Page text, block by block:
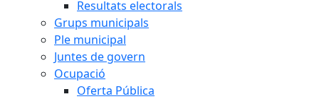
Resultats electorals
Grups municipals
Ple municipal
Juntes de govern
Ocupació
Oferta Pública